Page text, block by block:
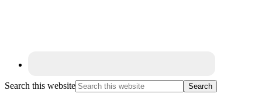
Search this website